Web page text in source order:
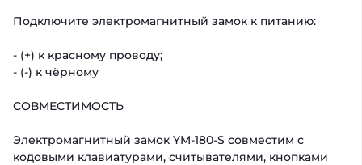
Подключите электромагнитный замок к питанию:
- (+) к красному проводу;
- (-) к чёрному
СОВМЕСТИМОСТЬ
Электромагнитный замок YM-180-S совместим с
кодовыми клавиатурами, считывателями, кнопками